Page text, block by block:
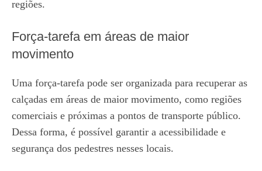
regiões.
Força-tarefa em áreas de maior
movimento
Uma força-tarefa pode ser organizada para recuperar as
calçadas em áreas de maior movimento, como regiões
comerciais e próximas a pontos de transporte público.
Dessa forma, é possível garantir a acessibilidade e
segurança dos pedestres nesses locais.